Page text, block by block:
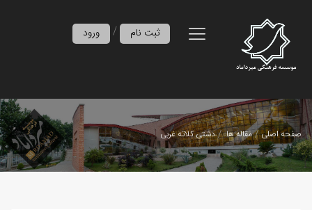
ورود / ثبت نام
صفحه اصلی مقاله ها دشتی کلاته غربی